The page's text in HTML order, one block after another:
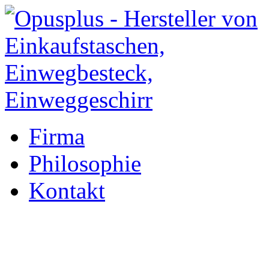
Firma
Philosophie
Kontakt